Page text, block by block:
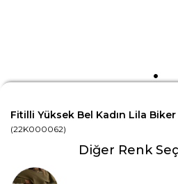
Fitilli Yüksek Bel Kadın Lila
(22K000062)
Diğer Renk